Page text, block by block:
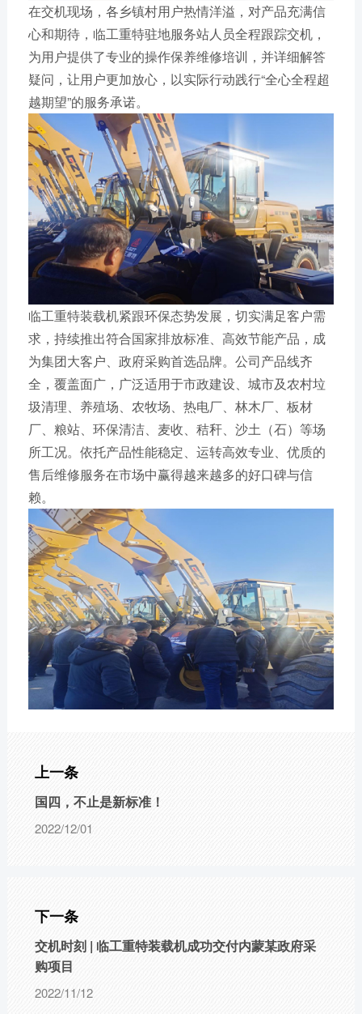
在交机现场，各乡镇村用户热情洋溢，对产品充满信
心和期待，临工重特驻地服务站人员全程跟踪交机，
为用户提供了专业的操作保养维修培训，并详细解答
疑问，让用户更加放心，以实际行动践行“全心全程超
越期望”的服务承诺。
临工重特装载机紧跟环保态势发展，切实满足客户需
求，持续推出符合国家排放标准、高效节能产品，成
为集团大客户、政府采购首选品牌。公司产品线齐
全，覆盖面广，广泛适用于市政建设、城市及农村垃
圾清理、养殖场、农牧场、热电厂、林木厂、板材
厂、粮站、环保清洁、麦收、秸秆、沙土（石）等场
所工况。依托产品性能稳定、运转高效专业、优质的
售后维修服务在市场中赢得越来越多的好口碑与信
赖。
上一条
国四，不止是新标准！
2022/12/01
下一条
交机时刻 | 临工重特装载机成功交付内蒙某政府采
购项目
2022/11/12